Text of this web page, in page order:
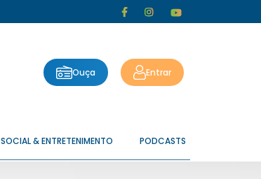
Ouça Entrar
SOCIAL & ENTRETENIMENTO PODCASTS